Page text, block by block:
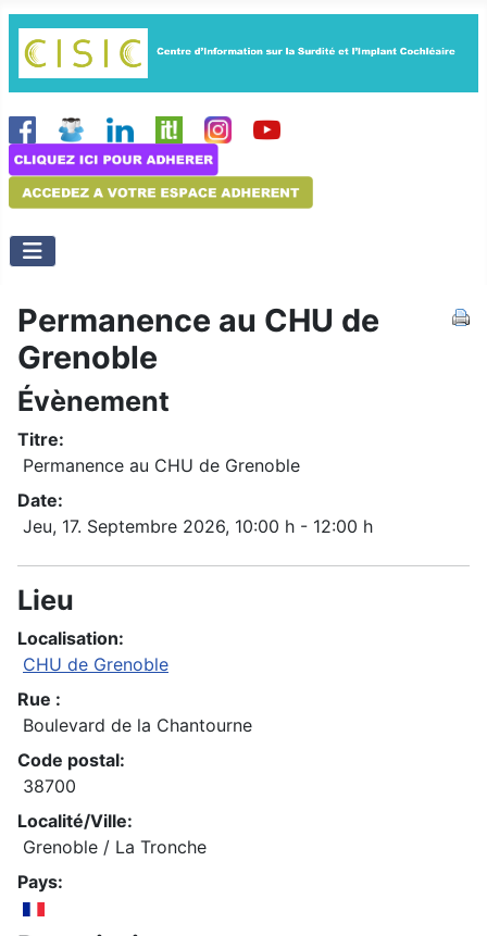
Permanence au CHU de
Grenoble
Évènement
Titre:
Permanence au CHU de Grenoble
Date:
Jeu, 17. Septembre 2026, 10:00 h - 12:00 h
Lieu
Localisation:
CHU de Grenoble
Rue :
Boulevard de la Chantourne
Code postal:
38700
Localité/Ville:
Grenoble / La Tronche
Pays: